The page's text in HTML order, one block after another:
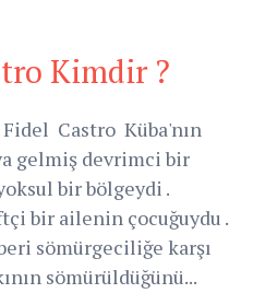
Kimdir ?
Castro Küba'nın
gelmiş devrimci bir
bir bölgeydi .
bir ailenin çocuğuydu .
sömürgeciliğe karşı
sömürüldüğünü...